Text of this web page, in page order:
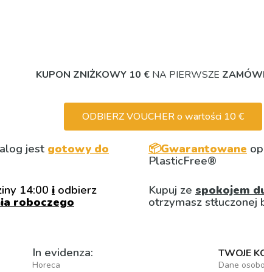
KUPON ZNIŻKOWY 10 €NA PIERWSZE
ODBIERZ VOUCHER o wartości 10 €
jest gotowy do
14:00 i odbierz
roboczego
📦Gwarantowane
PlasticFree®
Kupuj ze spokojem
otrzymasz stłuczonej
In evidenza:
Horeca
TWOJE
Dane